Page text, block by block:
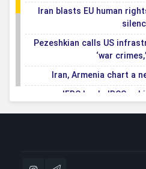
Iran blasts EU human
Pezeshkian calls US
‘war
Iran, Armenia chart a
IFRC lauds IRCS